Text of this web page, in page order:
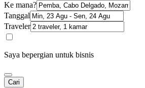
Ke mana?
Tanggal
Traveler
Saya bepergian untuk bisnis
Cari